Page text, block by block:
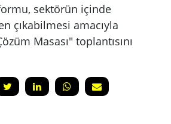
sektörün içinde
çıkabilmesi amacıyla
Masası" toplantısını